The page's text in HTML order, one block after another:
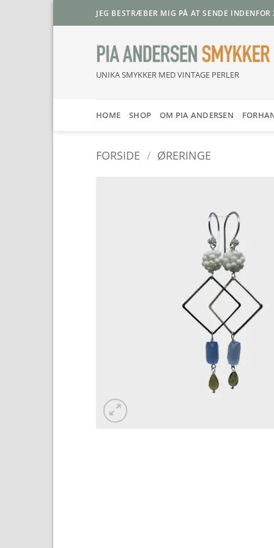
JEG BESTRÆBER MIG PÅ AT SENDE
UNIKA SMYKKER MED VINTAGE PERLER
HOME SHOP OM PIA ANDERSEN
FORSIDE / ØRERINGE